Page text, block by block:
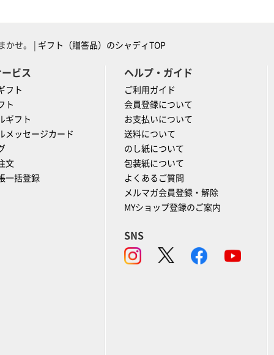
かせ。 | ギフト（贈答品）のシャディTOP
ビス
フト
ト
ギフト
メッセージカード
文
一括登録
ヘルプ・ガイド
ご利用ガイド
会員登録について
お支払いについて
送料について
のし紙について
包装紙について
よくあるご質問
メルマガ会員登録・解除
MYショップ登録のご案内
SNS